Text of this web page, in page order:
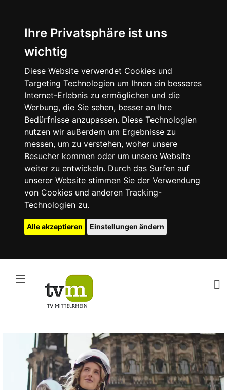
Ihre Privatsphäre ist uns
wichtig
Diese Website verwendet Cookies und
Targeting Technologien um Ihnen ein besseres
Internet-Erlebnis zu ermöglichen und die
Werbung, die Sie sehen, besser an Ihre
Bedürfnisse anzupassen. Diese Technologien
nutzen wir außerdem um Ergebnisse zu
messen, um zu verstehen, woher unsere
Besucher kommen oder um unsere Website
weiter zu entwickeln. Durch das Surfen auf
unserer Website stimmen Sie der Verwendung
von Cookies und anderen Tracking-
Technologien zu.
Alle akzeptieren Einstellungen ändern